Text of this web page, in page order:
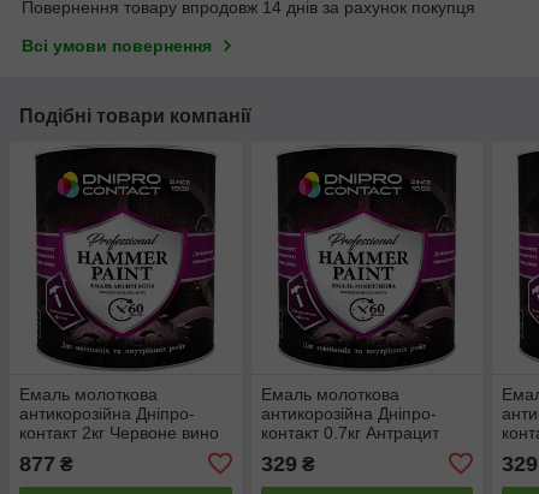
Повернення товару впродовж 14 днів за рахунок покупця
Всі умови повернення
Подібні товари компанії
Емаль молоткова
антикорозійна Дніпро-
контакт 2кг Червоне вино
877 ₴
Емаль молоткова
антикорозійна Дніпро-
контакт 0.7кг Антрацит
329₴ 329